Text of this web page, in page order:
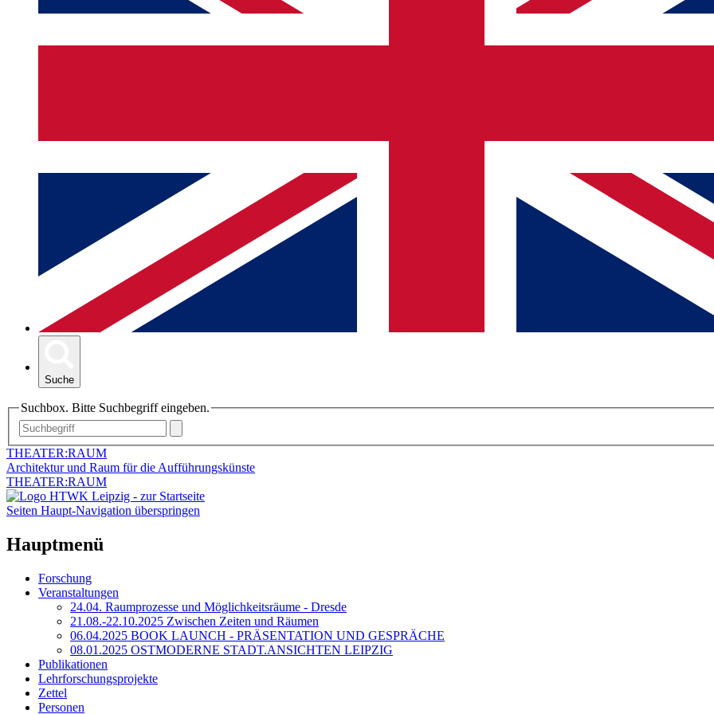
Suche
Suchbox. Bitte Suchbegriff eingeben.
THEATER:RAUM
Architektur und Raum für die Aufführungskünste
THEATER:RAUM
Seiten Haupt-Navigation überspringen
Hauptmenü
Forschung
Veranstaltungen
24.04. Raumprozesse und Möglichkeitsräume - Dresde
21.08.-22.10.2025 Zwischen Zeiten und Räumen
06.04.2025 BOOK LAUNCH - PRÄSENTATION UND GESPRÄCHE
08.01.2025 OSTMODERNE STADT.ANSICHTEN LEIPZIG
Publikationen
Lehrforschungsprojekte
Zettel
Personen